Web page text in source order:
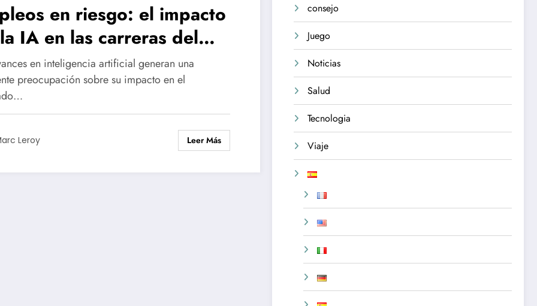
en riesgo: el impacto
IA en las carreras del
según un estudio
en inteligencia artificial generan una
preocupación sobre su impacto en el
Leroy Leer Más
consejo
Juego
Noticias
Salud
Tecnologia
Viaje